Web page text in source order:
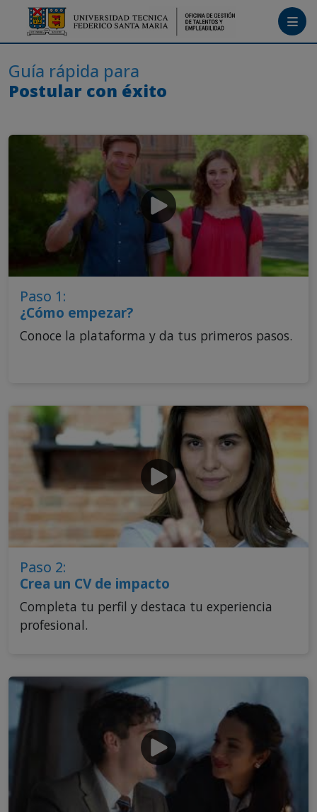
Tutoriales
Ingresa
Guía rápida para
Postular con éxito
Paso 1:
¿Cómo empezar?
Conoce la plataforma y da tus primeros pasos.
Paso 2:
Crea un CV de impacto
Completa tu perfil y destaca tu experiencia
profesional.